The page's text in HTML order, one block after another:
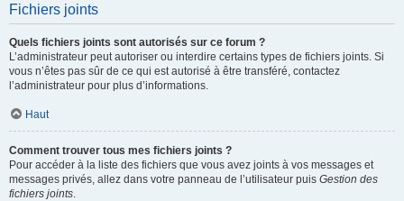
Fichiers joints
Quels fichiers joints sont autorisés sur ce forum ?
L’administrateur peut autoriser ou interdire certains types de fichiers joints. Si
vous n’êtes pas sûr de ce qui est autorisé à être transféré, contactez
l’administrateur pour plus d’informations.
Haut
Comment trouver tous mes fichiers joints ?
Pour accéder à la liste des fichiers que vous avez joints à vos messages et
messages privés, allez dans votre panneau de l’utilisateur puis Gestion des
fichiers joints.